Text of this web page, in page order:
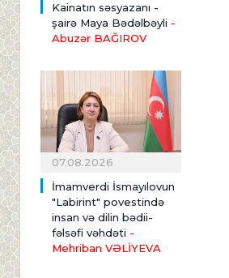
Kainatın səsyazanı -
şairə Maya Bədəlbəyli -
Abuzər BAĞIROV
07.08.2026
İmamverdi İsmayılovun
"Labirint" povestində
insan və dilin bədii-
fəlsəfi vəhdəti -
Mehriban VƏLİYEVA